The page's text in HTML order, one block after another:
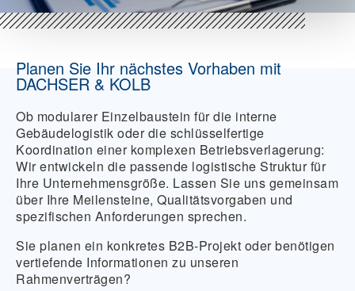
Planen Sie Ihr nächstes Vorhaben mit
DACHSER & KOLB
Ob modularer Einzelbaustein für die interne
Gebäudelogistik oder die schlüsselfertige
Koordination einer komplexen Betriebsverlagerung:
Wir entwickeln die passende logistische Struktur für
Ihre Unternehmensgröße. Lassen Sie uns gemeinsam
über Ihre Meilensteine, Qualitätsvorgaben und
spezifischen Anforderungen sprechen.
Sie planen ein konkretes B2B-Projekt oder benötigen
vertiefende Informationen zu unseren
Rahmenverträgen?